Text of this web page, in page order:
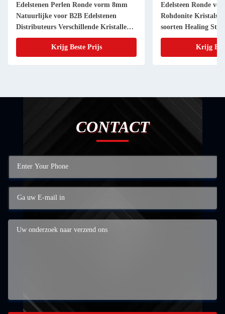
Edelstenen Perlen Ronde vorm 8mm
Natuurlijke voor B2B Edelstenen
Distributeurs Verschillende Kristallen
Geneesstenen Zebra Jasper Amazoneite
en meer voor doe-het-zelf
Krijg Beste Prijs
Edelsteen Ronde
Rohdonite
soorten Healing
Juwelen
Krijg
CONTACT